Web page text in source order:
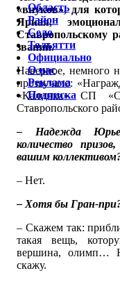
«внуков», для
Яркая,
Ставропольскому
званий.
Наверное, немного
прозвучало:
«Калинка» СП
Ставропольского
– Надежда
количество
вашим
– Нет.
– Хотя бы Гран-
– Скажем так:
такая вещь,
вершина, олимп…
скажу.
Область
Район
Село
Тольятти
Официально
О нас
Реклама
Подписка